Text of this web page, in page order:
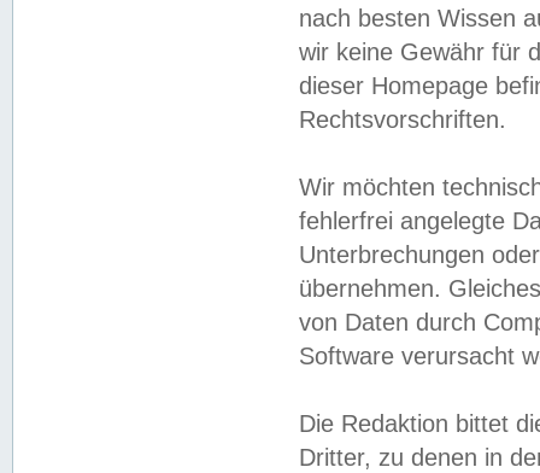
nach besten Wissen
wir keine Gewähr für
dieser Homepage
Rechtsvorschriften.
Wir möchten
fehlerfrei angelegte
Unterbrechungen
übernehmen.
von Daten durch
Software verursacht
Die Redaktion bittet
Dritter, zu denen in